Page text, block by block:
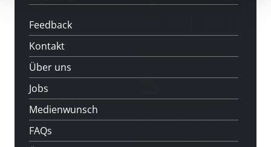
Feedback
Kontakt
Über uns
Jobs
Medienwunsch
FAQs